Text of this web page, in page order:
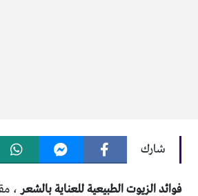
شارك
فوائد الزيوت الطبيعية للعناية بالشعر،